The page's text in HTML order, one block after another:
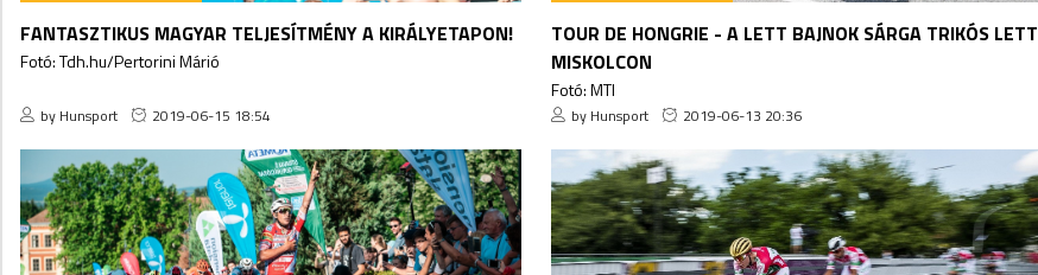
FANTASZTIKUS MAGYAR TELJESÍTMÉNY A KIRÁLYETAPON!
Fotó: Tdh.hu/Pertorini Márió
by Hunsport 2019-06-15 18:54
TOUR DE HONGRIE - A LETT BAJNOK SÁRGA TRIKÓS LETT
MISKOLCON
Fotó: MTI
by Hunsport 2019-06-13 20:36